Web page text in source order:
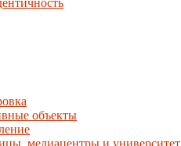
объекты
медиацентры и университет